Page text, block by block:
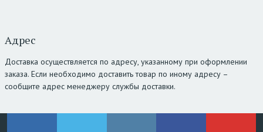
Адрес
Доставка осуществляется по адресу, указанному при оформлении
заказа. Если необходимо доставить товар по иному адресу –
сообщите адрес менеджеру службы доставки.